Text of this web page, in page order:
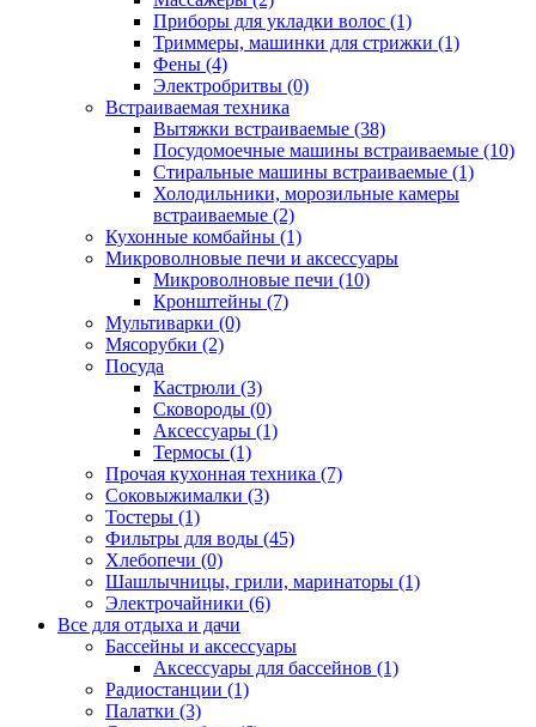
Приборы для укладки волос (1)
Триммеры, машинки для стрижки (1)
Фены (4)
Электробритвы (0)
Встраиваемая техника
Вытяжки встраиваемые (38)
Посудомоечные машины встраиваемые (10)
Стиральные машины встраиваемые (1)
Холодильники, морозильные камеры
встраиваемые (2)
Кухонные комбайны (1)
Микроволновые печи и аксессуары
Микроволновые печи (10)
Кронштейны (7)
Мультиварки (0)
Мясорубки (2)
Посуда
Кастрюли (3)
Сковороды (0)
Аксессуары (1)
Термосы (1)
Прочая кухонная техника (7)
Соковыжималки (3)
Тостеры (1)
Фильтры для воды (45)
Хлебопечи (0)
Шашлычницы, грили, маринаторы (1)
Электрочайники (6)
Все для отдыха и дачи
Бассейны и аксессуары
Аксессуары для бассейнов (1)
Радиостанции (1)
Палатки (3)